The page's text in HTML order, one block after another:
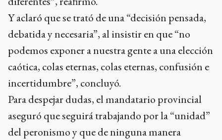
Y aclaró que se trató de una “decisión pensada,
debatida y necesaria”, al insistir en que “no
podemos exponer a nuestra gente a una elección
caótica, colas eternas, colas eternas, confusión e
incertidumbre”, concluyó.
Para despejar dudas, el mandatario provincial
aseguró que seguirá trabajando por la “unidad”
del peronismo y que de ninguna manera